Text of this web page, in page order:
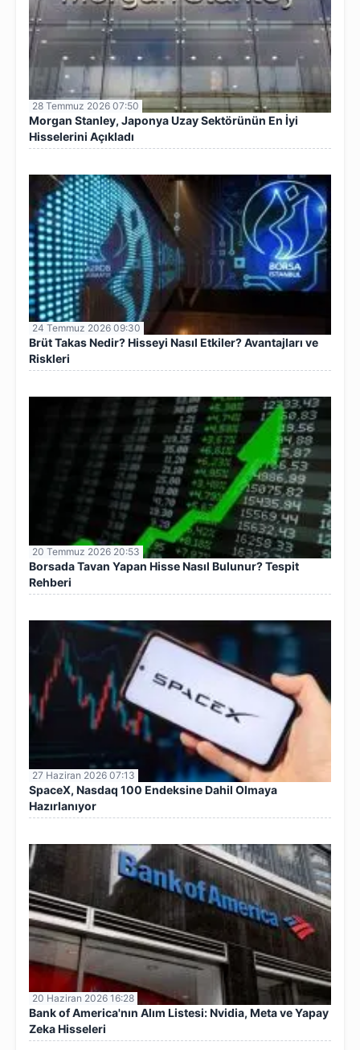
28 Temmuz 2026 07:50
Morgan Stanley, Japonya Uzay Sektörünün En İyi
Hisselerini Açıkladı
24 Temmuz 2026 09:30
Brüt Takas Nedir? Hisseyi Nasıl Etkiler? Avantajları ve
Riskleri
20 Temmuz 2026 20:53
Borsada Tavan Yapan Hisse Nasıl Bulunur? Tespit
Rehberi
27 Haziran 2026 07:13
SpaceX, Nasdaq 100 Endeksine Dahil Olmaya
Hazırlanıyor
20 Haziran 2026 16:28
Bank of America'nın Alım Listesi: Nvidia, Meta ve Yapay
Zeka Hisseleri